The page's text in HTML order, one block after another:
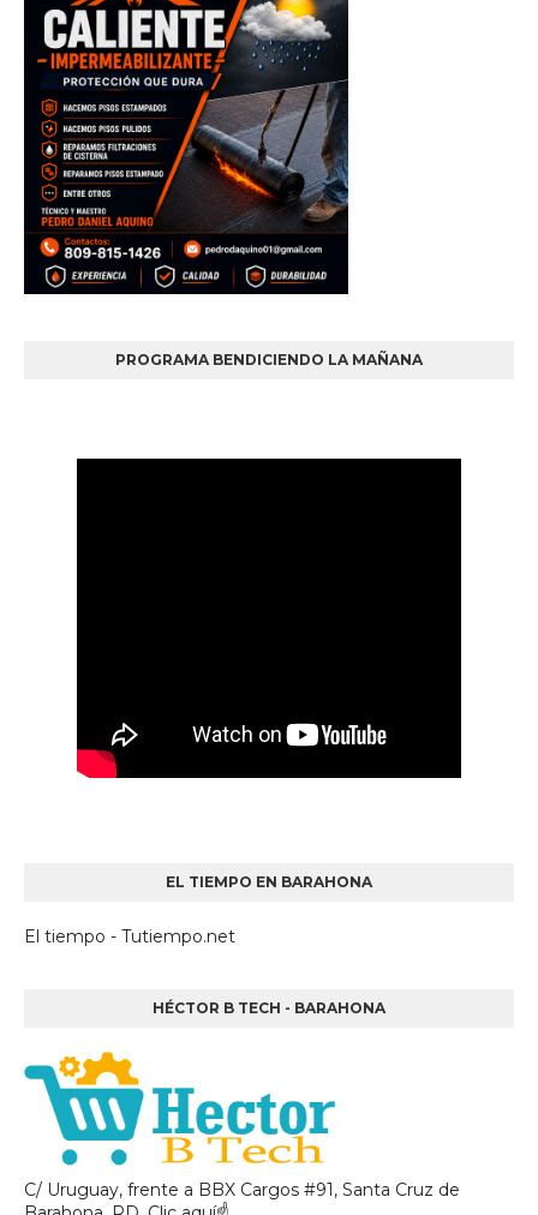
PROGRAMA BENDICIENDO LA MAÑANA
EL TIEMPO EN BARAHONA
El tiempo - Tutiempo.net
HÉCTOR B TECH - BARAHONA
C/ Uruguay, frente a BBX Cargos #91, Santa Cruz de